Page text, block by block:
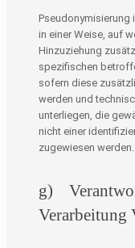
Pseudonymisierung
in einer Weise, auf
Hinzuziehung
spezifischen
sofern diese
werden und
unterliegen, die
nicht einer
zugewiesen werden.
g)
Verarbeitung